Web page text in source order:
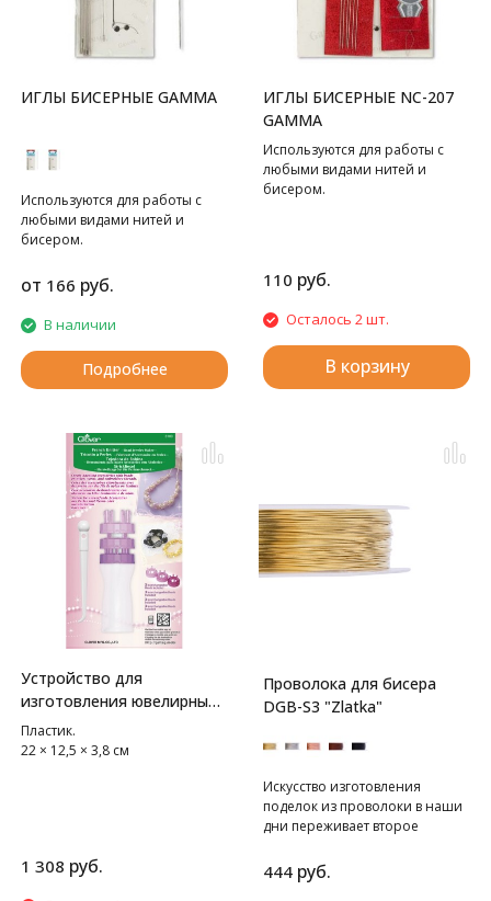
ИГЛЫ БИСЕРНЫЕ GAMMA
Используются для работы с
любыми видами нитей и
бисером.
от 166 руб.
В наличии
Подробнее
ИГЛЫ БИСЕРНЫЕ NC-207
GAMMA
Используются для работы с
любыми видами нитей и
бисером.
110 руб.
Осталось 2 шт.
В корзину
Устройство для
изготовления ювелирных
изделий из бусин Clover
Пластик.
22 × 12,5 × 3,8 см
1 308 руб.
Проволока для бисера
DGB-S3 "Zlatka"
Искусство изготовления
поделок из проволоки в наши
дни переживает второе
техники можно создавать не
только такие украшения как
444 руб.